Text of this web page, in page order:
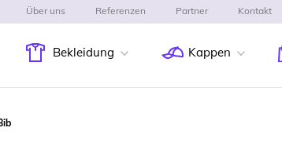
Bekleidung Kappen
Über uns Referenzen Partner Kontakt